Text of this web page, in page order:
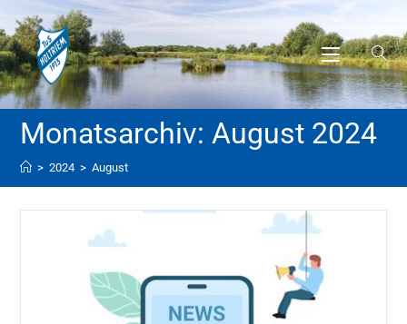
Monatsarchiv: August 2024
> 2024 > August